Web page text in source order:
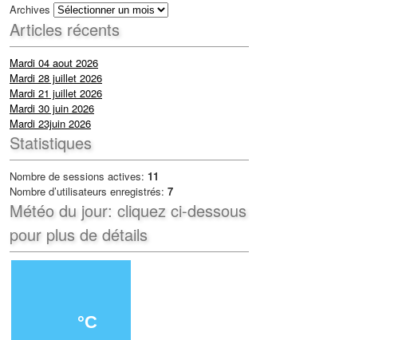
Archives
Articles récents
Mardi 04 aout 2026
Mardi 28 juillet 2026
Mardi 21 juillet 2026
Mardi 30 juin 2026
Mardi 23juin 2026
Statistiques
Nombre de sessions actives: 11
Nombre d’utilisateurs enregistrés: 7
Météo du jour: cliquez ci-dessous
pour plus de détails